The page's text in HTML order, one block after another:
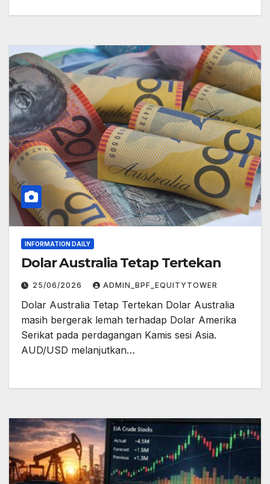
INFORMATION DAILY
Dolar Australia Tetap Tertekan
25/06/2026 ADMIN_BPF_EQUITYTOWER
Dolar Australia Tetap Tertekan Dolar Australia
masih bergerak lemah terhadap Dolar Amerika
Serikat pada perdagangan Kamis sesi Asia.
AUD/USD melanjutkan…